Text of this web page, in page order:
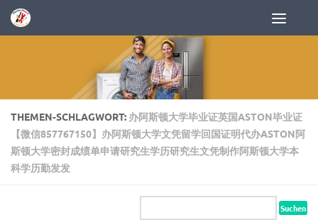
Zum Inhalt springen
THEMEN-SCHLAGWORT: 办阿斯顿大学毕业证英国ASTON毕业证
【微信857767150】办阿斯顿大学文凭留学回国证明代办ASTON阿
斯顿大学密封成绩单申请研究生学历研究生文凭制作阿斯顿大学本
科学历勤发发